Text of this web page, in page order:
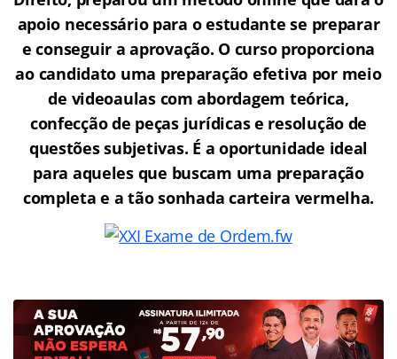
apoio necessário para o estudante se preparar
e conseguir a aprovação. O curso proporciona
ao candidato uma preparação efetiva por meio
de videoaulas com abordagem teórica,
confecção de peças jurídicas e resolução de
questões subjetivas. É a oportunidade ideal
para aqueles que buscam uma preparação
completa e a tão sonhada carteira vermelha.